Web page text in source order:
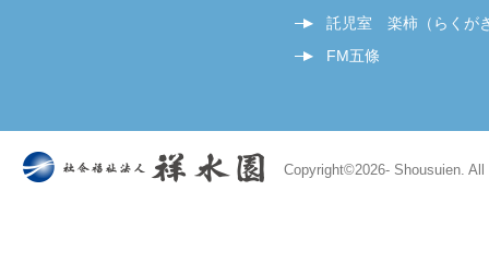
託児室 楽柿（らくが
FM五條
Copyright©2026- Shousuien.